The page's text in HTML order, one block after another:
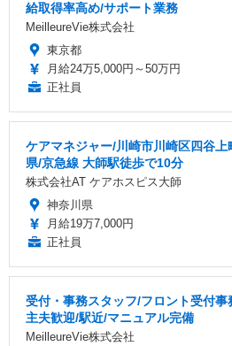
給取得率高め/サポート業務
MeilleureVie株式会社
東京都
月給24万5,000円～50万円
正社員
ケアマネジャー/川崎市川崎区四谷上
県/京急線 大師駅徒歩で10分
株式会社AT ケアホスピス大師
神奈川県
月給19万7,000円
正社員
受付・事務スタッフ/フロント受付事
主夫歓迎/駅近/マニュアル完備
MeilleureVie株式会社